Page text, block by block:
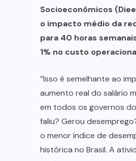
Socioeconômicos
o impacto médio da
para 40 horas
1% no custo
“Isso é semelhante ao
aumento real do salário
em todos os governos
faliu? Gerou
o menor índice de
histórica no Brasil. A